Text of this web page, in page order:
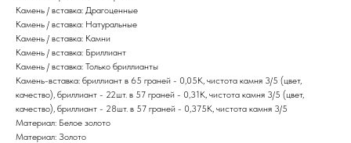
Камень / вставка: Драгоценные
Камень / вставка: Натуральные
Камень / вставка: Камни
Камень / вставка: Бриллиант
Камень / вставка: Только бриллианты
Камень-вставка: бриллиант в 65 граней - 0,05К, чистота камня 3/5 (цвет,
качество), бриллиант - 22шт. в 57 граней - 0,31К, чистота камня 3/5 (цвет,
качество), бриллиант - 28шт. в 57 граней - 0,375К, чистота камня 3/5
Материал: Белое золото
Материал: Золото